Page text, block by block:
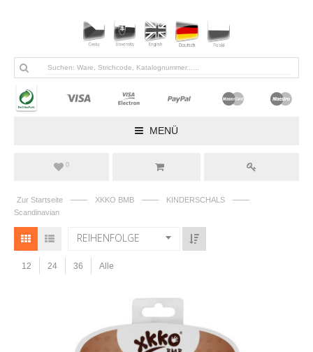
MENÜ
0
Zur Startseite —— XKKO BMB —— KINDERSCHALS ——
Scandinavian
REIHENFOLGE
12 24 36 Alle